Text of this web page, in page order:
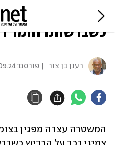
המשטרה: מפגין
כשברשותו חומר
רענן בן צור | פורסם:| 07:32